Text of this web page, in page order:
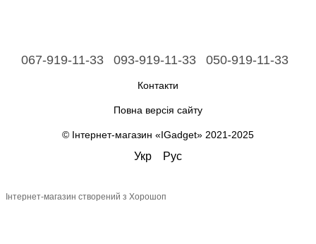
067-919-11-33 093-919-11-33 050-919-11-33
Контакти
Повна версія сайту
© Інтернет-магазин «IGadget» 2021-2025
Укр Рус
Інтернет-магазин створений з Хорошоп